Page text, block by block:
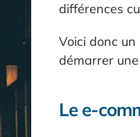
différences
Voici donc
démarrer
Le e-